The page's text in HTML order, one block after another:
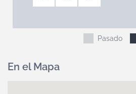
Pasado
En el Mapa